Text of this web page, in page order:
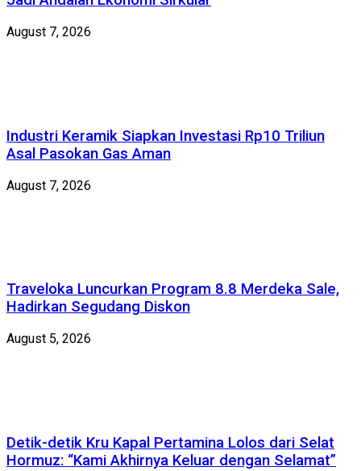
August 7, 2026
Industri Keramik Siapkan Investasi Rp10 Triliun
Asal Pasokan Gas Aman
August 7, 2026
Traveloka Luncurkan Program 8.8 Merdeka Sale,
Hadirkan Segudang Diskon
August 5, 2026
Detik-detik Kru Kapal Pertamina Lolos dari Selat
Hormuz: “Kami Akhirnya Keluar dengan Selamat”